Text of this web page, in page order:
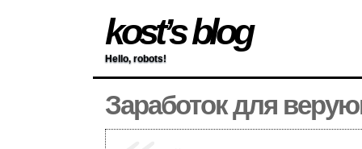
kost’s blog
Hello, robots!
Заработок для